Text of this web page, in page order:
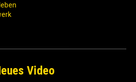
Video